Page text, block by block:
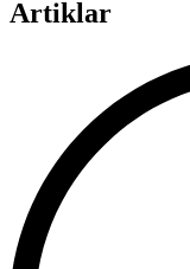
Artiklar